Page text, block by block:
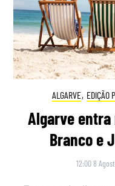
ALGARVE, EDIÇÃO
Algarve
Branco e
12:00 8